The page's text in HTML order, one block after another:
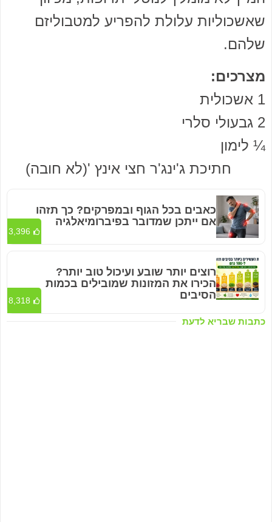
שאשכוליות עלולת להפריע למטבוליזם
שלהם.
מצרכים:
1 אשכולית
2 גבעולי סלרי
¼ לימון
חתיכת ג'ינג'ר חצי אינץ '(לא חובה)
כתבות שבריא לדעת
כאבים בכל הגוף ובמפרקים? כך תזהו
אם ייתכן שמדובר בפיברומיאלגיה
3,396
רוצים יותר שובע ועיכול טוב יותר?
הכירו את המזונות שמובילים בכמות
הסיבים
8,318